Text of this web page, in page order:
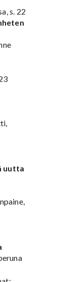
s. 22
uutta